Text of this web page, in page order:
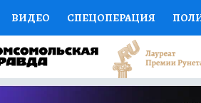
ВИДЕО СПЕЦОПЕРАЦИЯ
НАУКА СПОРТ
ДОКТОР